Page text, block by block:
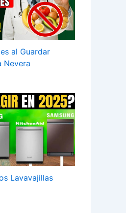
al Guardar
Nevera
Lavavajillas